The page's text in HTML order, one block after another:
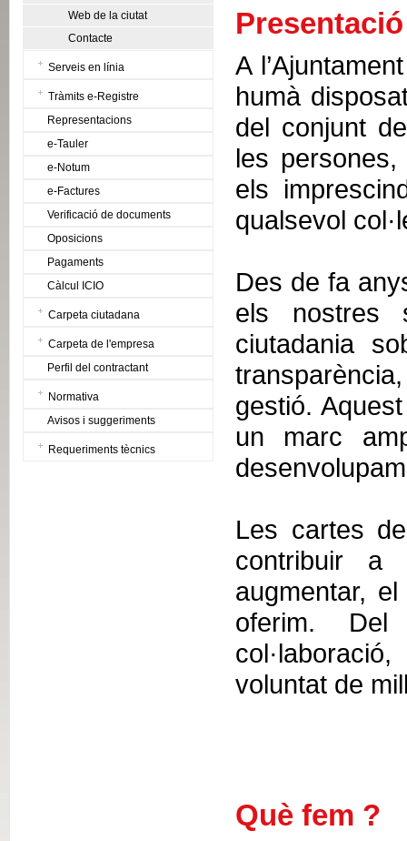
Web de la ciutat
Contacte
Serveis en línia
Tràmits e-Registre
Representacions
e-Tauler
e-Notum
e-Factures
Verificació de documents
Oposicions
Pagaments
Càlcul ICIO
Carpeta ciutadana
Carpeta de l'empresa
Perfil del contractant
Normativa
Avisos i suggeriments
Requeriments tècnics
Presentació
A
humà
del conjunt
les
els
qualsevol
Des de fa
els nostres
ciutadania
gestió.
un marc
Les cartes
contribuir a
augmentar,
oferim.
voluntat de
Què fem ?